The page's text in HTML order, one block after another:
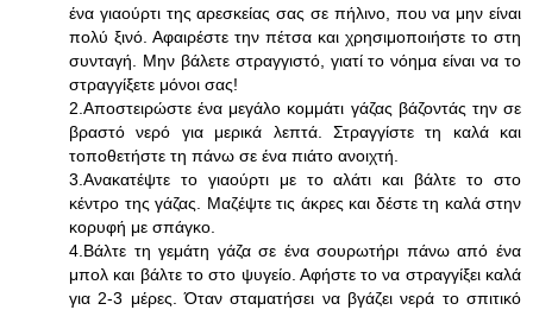
ένα γιαούρτι της αρεσκείας σας σε πήλινο, που να μην είναι
πολύ ξινό. Αφαιρέστε την πέτσα και χρησιμοποιήστε το στη
συνταγή. Μην βάλετε στραγγιστό, γιατί το νόημα είναι να το
στραγγίξετε μόνοι σας!
2.Αποστειρώστε ένα μεγάλο κομμάτι γάζας βάζοντάς την σε
βραστό νερό για μερικά λεπτά. Στραγγίστε τη καλά και
τοποθετήστε τη πάνω σε ένα πιάτο ανοιχτή.
3.Ανακατέψτε το γιαούρτι με το αλάτι και βάλτε το στο
κέντρο της γάζας. Μαζέψτε τις άκρες και δέστε τη καλά στην
κορυφή με σπάγκο.
4.Βάλτε τη γεμάτη γάζα σε ένα σουρωτήρι πάνω από ένα
μπολ και βάλτε το στο ψυγείο. Αφήστε το να στραγγίξει καλά
για 2-3 μέρες. Όταν σταματήσει να βγάζει νερά το σπιτικό